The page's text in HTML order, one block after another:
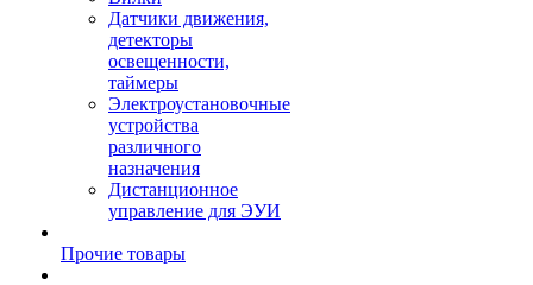
Датчики движения,
детекторы
освещенности,
таймеры
Электроустановочные
устройства
различного
назначения
Дистанционное
управление для ЭУИ
Прочие товары